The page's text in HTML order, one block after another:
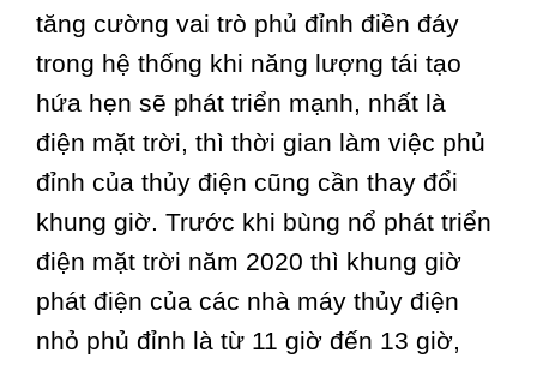
tăng cường vai trò phủ đỉnh điền đáy
trong hệ thống khi năng lượng tái tạo
hứa hẹn sẽ phát triển mạnh, nhất là
điện mặt trời, thì thời gian làm việc phủ
đỉnh của thủy điện cũng cần thay đổi
khung giờ. Trước khi bùng nổ phát triển
điện mặt trời năm 2020 thì khung giờ
phát điện của các nhà máy thủy điện
nhỏ phủ đỉnh là từ 11 giờ đến 13 giờ,